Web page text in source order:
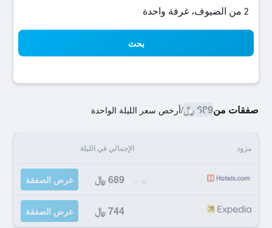
2 من الضيوف، غرفة واحدة
بحث
صفقات من689 ﷼ /أرخص سعر الليلة الواحدة
مزود الإجمالي في الليلة
689 ﷼ عرض الصفقة
744 ﷼ عرض الصفقة